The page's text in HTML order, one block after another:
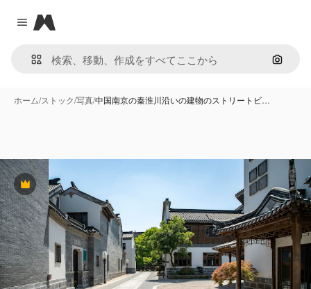
Close menu
Magnific
画像で
ホーム/ストック/写真/中国南京の秦淮川沿いの建物のストリートビ…
Premium